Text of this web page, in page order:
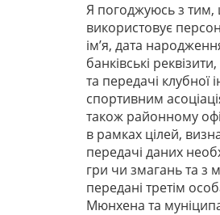
Я погоджуюсь з тим,
використовує
ім’я, дата
банківські
та передачі клубної
спортивним
також районному
в рамках цілей,
передачі даних
гри чи змагань та з
передані третім
Мюнхена та